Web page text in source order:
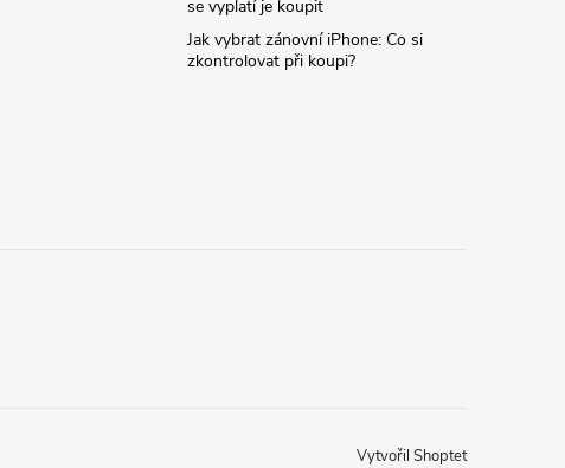
se vyplatí je koupit
Jak vybrat zánovní iPhone: Co si
zkontrolovat při koupi?
Vytvořil Shoptet